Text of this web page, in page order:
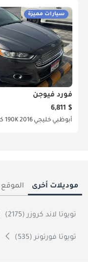
سيارات مميزة
فورد فيوجن
$ 6,811
أبوظبي خليجي 2016190K كيلومتر
موديلات أخرى الموقع
تويوتا لاند كروزر (2175)
تويوتا فورتونر (535)